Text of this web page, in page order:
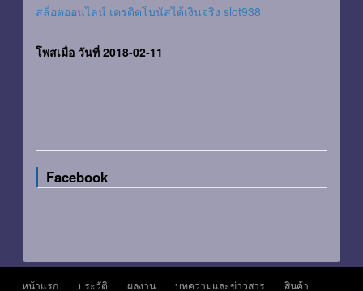
สล็อตออนไลน์ เครดิตโบนัสได้เงินจริง slot938
โพสเมื่อ วันที่ 2018-02-11
Facebook
หน้าแรก ประวัติ ผลงาน บทความและข่าวสาร สินค้า